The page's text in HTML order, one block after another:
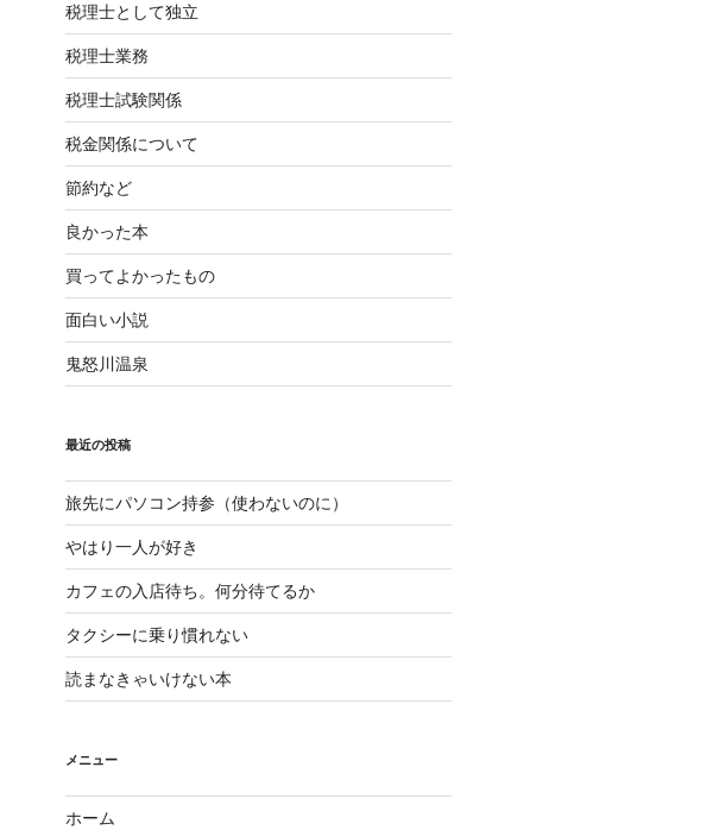
税理士として独立
税理士業務
税理士試験関係
税金関係について
節約など
良かった本
買ってよかったもの
面白い小説
鬼怒川温泉
最近の投稿
旅先にパソコン持参（使わないのに）
やはり一人が好き
カフェの入店待ち。何分待てるか
タクシーに乗り慣れない
読まなきゃいけない本
メニュー
ホーム